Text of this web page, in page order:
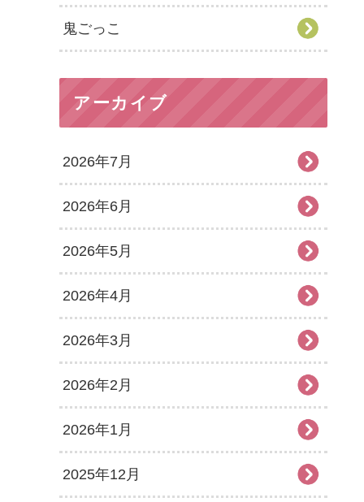
鬼ごっこ
アーカイブ
2026年7月
2026年6月
2026年5月
2026年4月
2026年3月
2026年2月
2026年1月
2025年12月